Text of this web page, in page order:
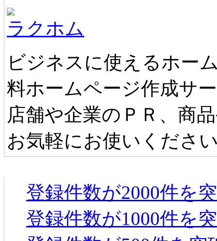
ラクホム
ビジネスに使えるホー
料ホームページ作成サ
店舗や企業のＰＲ、商
お気軽にお使いくださ
登録件数が2000件を
登録件数が1000件を